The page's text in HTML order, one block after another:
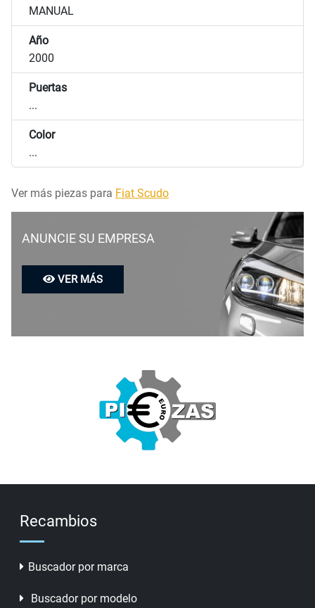
MANUAL
Año
2000
Puertas
...
Color
...
Ver más piezas para Fiat Scudo
ANUNCIE SU EMPRESA
VER MÁS
Recambios
Buscador por marca
Buscador por modelo